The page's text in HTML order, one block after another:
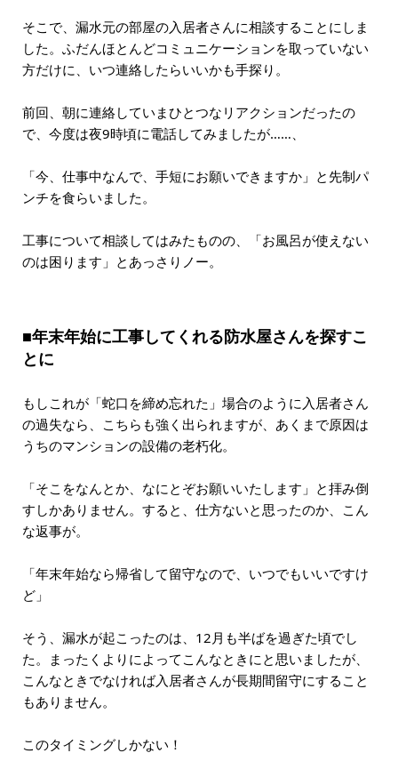
そこで、漏水元の部屋の入居者さんに相談することにしま
した。ふだんほとんどコミュニケーションを取っていない
方だけに、いつ連絡したらいいかも手探り。
前回、朝に連絡していまひとつなリアクションだったの
で、今度は夜9時頃に電話してみましたが……、
「今、仕事中なんで、手短にお願いできますか」と先制パ
ンチを食らいました。
工事について相談してはみたものの、「お風呂が使えない
のは困ります」とあっさりノー。
■年末年始に工事してくれる防水屋さんを探すこ
とに
もしこれが「蛇口を締め忘れた」場合のように入居者さん
の過失なら、こちらも強く出られますが、あくまで原因は
うちのマンションの設備の老朽化。
「そこをなんとか、なにとぞお願いいたします」と拝み倒
すしかありません。すると、仕方ないと思ったのか、こん
な返事が。
「年末年始なら帰省して留守なので、いつでもいいですけ
ど」
そう、漏水が起こったのは、12月も半ばを過ぎた頃でし
た。まったくよりによってこんなときにと思いましたが、
こんなときでなければ入居者さんが長期間留守にすること
もありません。
このタイミングしかない！